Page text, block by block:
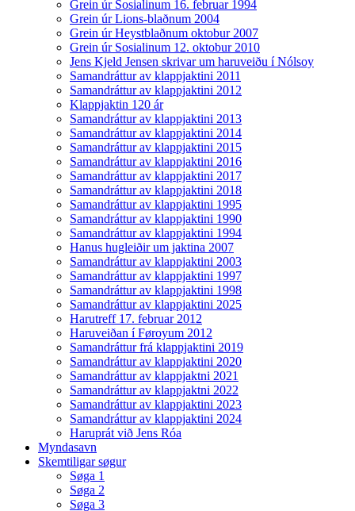
Grein úr Sosialinum 16. februar 1994
Grein úr Lions-blaðnum 2004
Grein úr Heystblaðnum oktobur 2007
Grein úr Sosialinum 12. oktobur 2010
Jens Kjeld Jensen skrivar um haruveiðu í Nólsoy
Samandráttur av klappjaktini 2011
Samandráttur av klappjaktini 2012
Klappjaktin 120 ár
Samandráttur av klappjaktini 2013
Samandráttur av klappjaktini 2014
Samandráttur av klappjaktini 2015
Samandráttur av klappjaktini 2016
Samandráttur av klappjaktini 2017
Samandráttur av klappjaktini 2018
Samandráttur av klappjaktini 1995
Samandráttur av klappjaktini 1990
Samandráttur av klappjaktini 1994
Hanus hugleiðir um jaktina 2007
Samandráttur av klappjaktini 2003
Samandráttur av klappjaktini 1997
Samandráttur av klappjaktini 1998
Samandráttur av klappjaktini 2025
Harutreff 17. februar 2012
Haruveiðan í Føroyum 2012
Samandráttur frá klappjaktini 2019
Samandráttur av klappjaktini 2020
Samandráttur av klappjaktni 2021
Samandráttur av klappjaktni 2022
Samandráttur av klappjaktini 2023
Samandráttur av klappjaktini 2024
Haruprát við Jens Róa
Myndasavn
Skemtiligar søgur
Søga 1
Søga 2
Søga 3